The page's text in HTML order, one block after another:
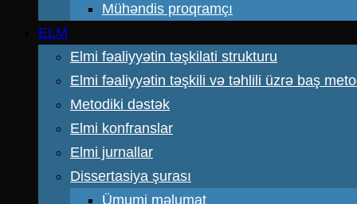
Mühəndis proqramçı
ELM
Elmi fəaliyyətin təşkilati strukturu
Elmi fəaliyyətin təşkili və təhlili üzrə baş
Metodiki dəstək
Elmi konfranslar
Elmi jurnallar
Dissertasiya şurası
Ümumi məlumat